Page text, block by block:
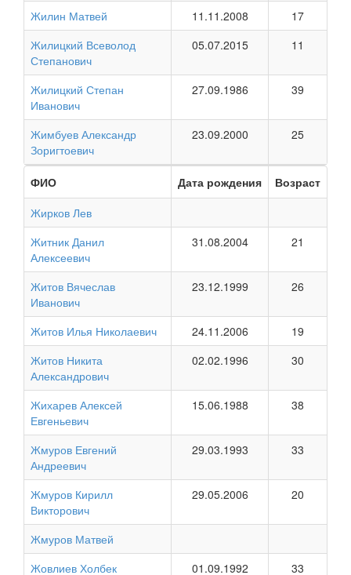
Жилин Матвей 11.11.2008
17
Жилицкий Всеволод
Степанович
05.07.2015 11
Жилицкий Степан
Иванович
27.09.1986 39
Жимбуев Александр
Зоригтоевич
23.09.2000 25
ФИО Дата рождения
Возраст
Жирков Лев
Житник Данил
Алексеевич
31.08.2004 21
Житов Вячеслав
Иванович
23.12.1999 26
Житов Илья Николаевич 24.11.2006
19
Житов Никита
Александрович
02.02.1996 30
Жихарев Алексей
Евгеньевич
15.06.1988 38
Жмуров Евгений
Андреевич
29.03.1993 33
Жмуров Кирилл
Викторович
29.05.2006 20
Жмуров Матвей
Жовлиев Холбек
01.09.1992 33